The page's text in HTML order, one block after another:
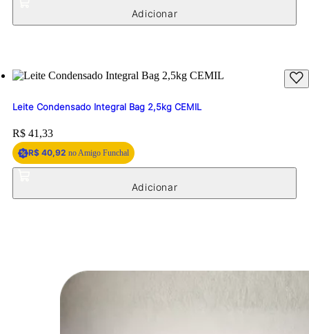
Leite Condensado Integral Bag 2,5kg CEMIL
Price:
R$ 41,33
R$ 40,92 no Amigo Funchal